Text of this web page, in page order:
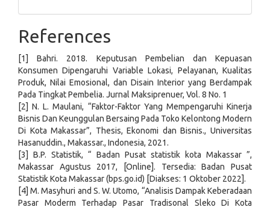
References
[1] Bahri. 2018. Keputusan Pembelian dan Kepuasan
Konsumen Dipengaruhi Variable Lokasi, Pelayanan, Kualitas
Produk, Nilai Emosional, dan Disain Interior yang Berdampak
Pada Tingkat Pembelia. Jurnal Maksiprenuer, Vol. 8 No. 1
[2] N. L. Maulani, “Faktor-Faktor Yang Mempengaruhi Kinerja
Bisnis Dan Keunggulan Bersaing Pada Toko Kelontong Modern
Di Kota Makassar”, Thesis, Ekonomi dan Bisnis., Universitas
Hasanuddin., Makassar., Indonesia, 2021.
[3] B.P. Statistik, “ Badan Pusat statistik kota Makassar ”,
Makassar Agustus 2017, [Online]. Tersedia: Badan Pusat
Statistik Kota Makassar (bps.go.id) [Diakses: 1 Oktober 2022].
[4] M. Masyhuri and S. W. Utomo, “Analisis Dampak Keberadaan
Pasar Moderm Terhadap Pasar Tradisonal Sleko Di Kota